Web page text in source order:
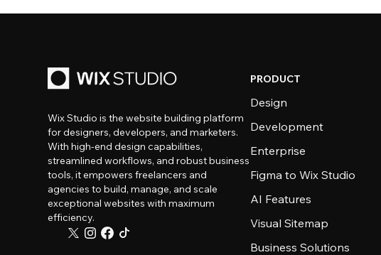
Wix Studio is the website building platform
for designers, developers, and marketers.
With high-end design capabilities,
streamlined workflows, and robust business
tools, it empowers freelancers and
agencies to build, manage, and scale
exceptional websites with maximum
efficiency.
PRODUCT
Design
Development
Enterprise
Figma to Wix Studio
AI Features
Visual Sitemap
Business Solutions